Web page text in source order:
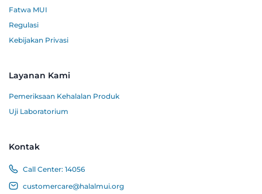
Fatwa MUI
Regulasi
Kebijakan Privasi
Layanan Kami
Pemeriksaan Kehalalan Produk
Uji Laboratorium
Kontak
Call Center: 14056
customercare@halalmui.org